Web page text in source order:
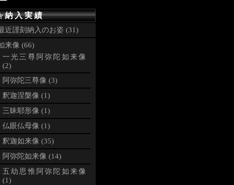
納 入 実 績
近謹刻納入のお姿 (31)
来像 (66)
一光三尊阿弥陀如来像
(2)
阿弥陀三尊像 (3)
釈迦涅槃像 (1)
三昧耶形像 (1)
仏眼仏母像 (1)
釈迦如来像 (35)
阿弥陀如来像 (14)
五劫思惟阿弥陀如来像
(1)